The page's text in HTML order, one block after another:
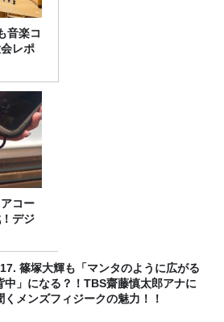
音楽コ
レポ
コー
デジ
篠塚大輝も「マンタのように広がる
中」になる？！TBS齋藤慎太郎アナに
くメンズフィジークの魅力！！